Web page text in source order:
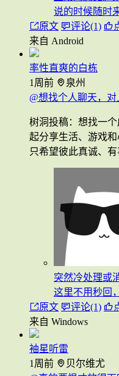
说的时候随时
原文
评论(1)
来自 Android
率性直爽的白栋
1周前
泉州
@想找个人聊天，对
树洞投稿：想找一
起分享生活、游戏和
只希望彼此真诚、有
突然冷处理或
这里不用秒回
原文
评论(1)
来自 Windows
袖星听雷
1周前
贝尔维尤